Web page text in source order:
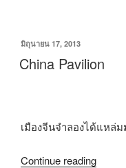
มิถุนายน 17, 2013
China Pavilion
เมืองจีนจำลองได้แหล่
Continue reading